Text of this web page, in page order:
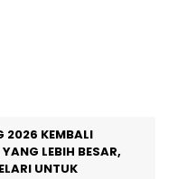
2026 KEMBALI
LEBIH BESAR,
UNTUK